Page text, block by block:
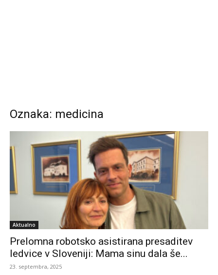
Oznaka: medicina
Aktualno
Prelomna robotsko asistirana presaditev
ledvice v Sloveniji: Mama sinu dala še...
23. septembra, 2025